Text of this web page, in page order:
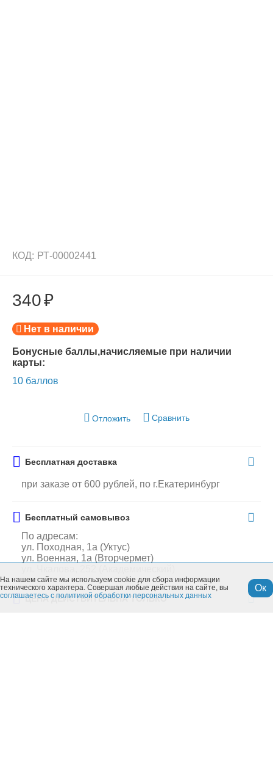
КОД: РТ-00002441
340₽
Нет в наличии
Бонусные баллы,начисляемые при наличии
карты:
10 баллов
Отложить Сравнить
Бесплатная доставка
при заказе от 600 рублей, по г.Екатеринбург
Бесплатный самовывоз
По адресам:
ул. Походная, 1а (Уктус)
ул. Военная, 1а (Вторчермет)
ЦЕНА ДЕЙСТВИТЕЛЬНА ТОЛЬКО
На нашем сайте мы используем cookie для сбора информации
технического характера. Совершая любые действия на сайте, вы
соглашаетесь с политикой обработки персональных данных
Ок